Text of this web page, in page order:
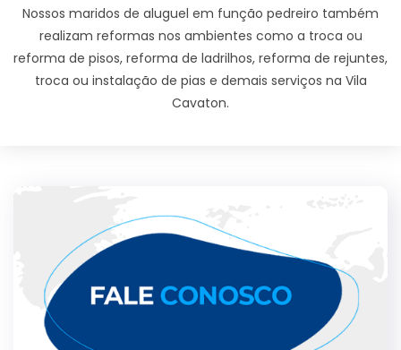
Nossos maridos de aluguel em função pedreiro também
realizam reformas nos ambientes como a troca ou
reforma de pisos, reforma de ladrilhos, reforma de rejuntes,
troca ou instalação de pias e demais serviços na Vila
Cavaton.